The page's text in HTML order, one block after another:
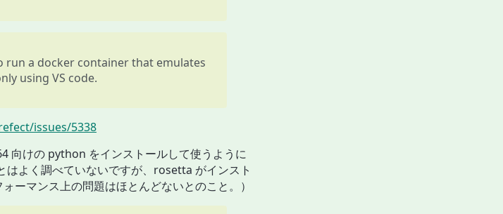
a docker container that emulates
using VS code.
issues/5338
向けの python をインストールして使うように
はよく調べていないですが、rosetta がインスト
ーマンス上の問題はほとんどないとのこと。）